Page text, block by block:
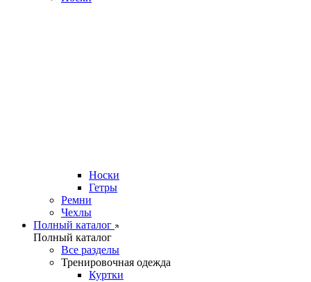
Носки
Гетры
Ремни
Чехлы
Полный каталог
Полный каталог
Все разделы
Тренировочная одежда
Куртки